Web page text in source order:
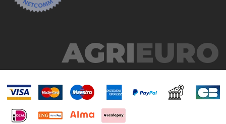
Smeg
Spice Electronics
Spiralmac
Spring Protezione
Spyro
Stanley